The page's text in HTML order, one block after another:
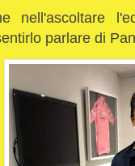
nell'ascoltare
parlare di